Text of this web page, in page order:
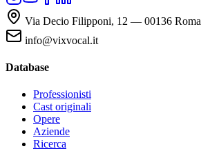
Via Decio Filipponi, 12 — 00136 Roma
info@vixvocal.it
Database
Professionisti
Cast originali
Opere
Aziende
Ricerca